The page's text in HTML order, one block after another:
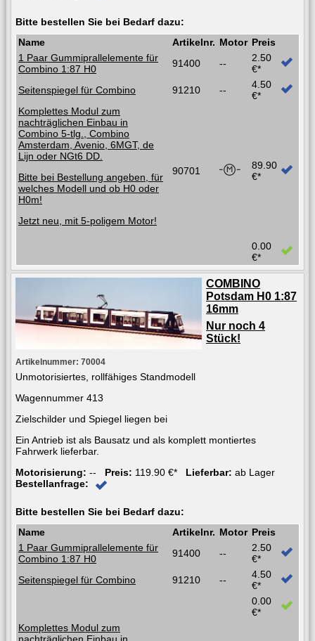
Bitte bestellen Sie bei Bedarf dazu:
Name
Artikelnr. Motor Preis
1 Paar Gummiprallelemente für
Combino 1:87 H0
91400 --
2.50
€*
Seitenspiegel für Combino
91210 --
4.50
€*
Komplettes Modul zum
nachträglichen Einbau in
Combino 5-tlg., Combino
Amsterdam, Avenio, 6MGT, de
Lijn oder NGt6 DD.
Bitte bei Bestellung angeben, für
welches Modell und ob H0 oder
H0m!
Jetzt neu, mit 5-poligem Motor!
90701
89.90
€*
0.00
€*
COMBINO
Potsdam H0 1:87
16mm
Nur noch 4
Stück!
Artikelnummer: 70004
Unmotorisiertes, rollfähiges Standmodell
Wagennummer 413
Zielschilder und Spiegel liegen bei
Ein Antrieb ist als Bausatz und als komplett montiertes
Fahrwerk lieferbar.
Motorisierung: -- Preis: 119.90 €* Lieferbar: ab Lager
Bestellanfrage:
Bitte bestellen Sie bei Bedarf dazu:
Name
Artikelnr. Motor Preis
1 Paar Gummiprallelemente für
Combino 1:87 H0
91400 --
2.50
€*
Seitenspiegel für Combino
91210 --
4.50
€*
0.00
€*
Komplettes Modul zum
nachträglichen Einbau in